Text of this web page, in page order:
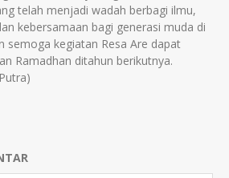
telah menjadi wadah berbagi ilmu,
kebersamaan bagi generasi muda di
semoga kegiatan Resa Are dapat
Ramadhan ditahun berikutnya.